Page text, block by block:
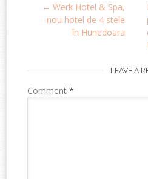
navigation
← Werk Hotel & Spa,
nou hotel de 4 stele
în Hunedoara
LEAVE A
Comment*